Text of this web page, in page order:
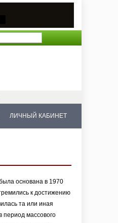
ЛИЧНЫЙ КАБИНЕТ
основана в 1970
к достижению
та или иная
период массового